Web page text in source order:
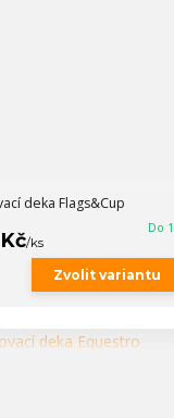
deka Flags&Cup
/ks
Do
Zvolit variantu